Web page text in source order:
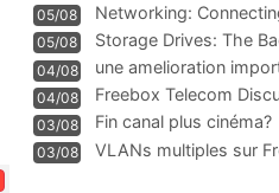
05/08
Networking:
Information
05/08
Storage Drives: The
Management
04/08
une amelioration
WIFI
04/08
Freebox Telecom
Communi
03/08 Fin canal plus cinéma?
03/08 VLANs multiples sur